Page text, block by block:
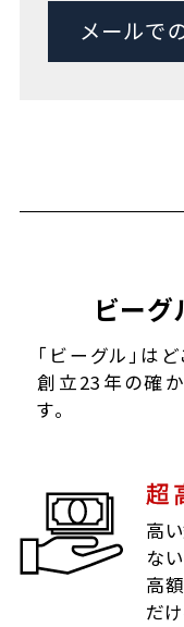
メールで
ビー
「ビーグル」は
創立23年の確
す。
超
高
な
高
だ